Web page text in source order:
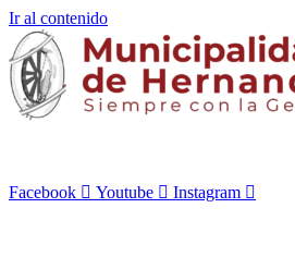
Ir al contenido
Facebook Youtube Instagram